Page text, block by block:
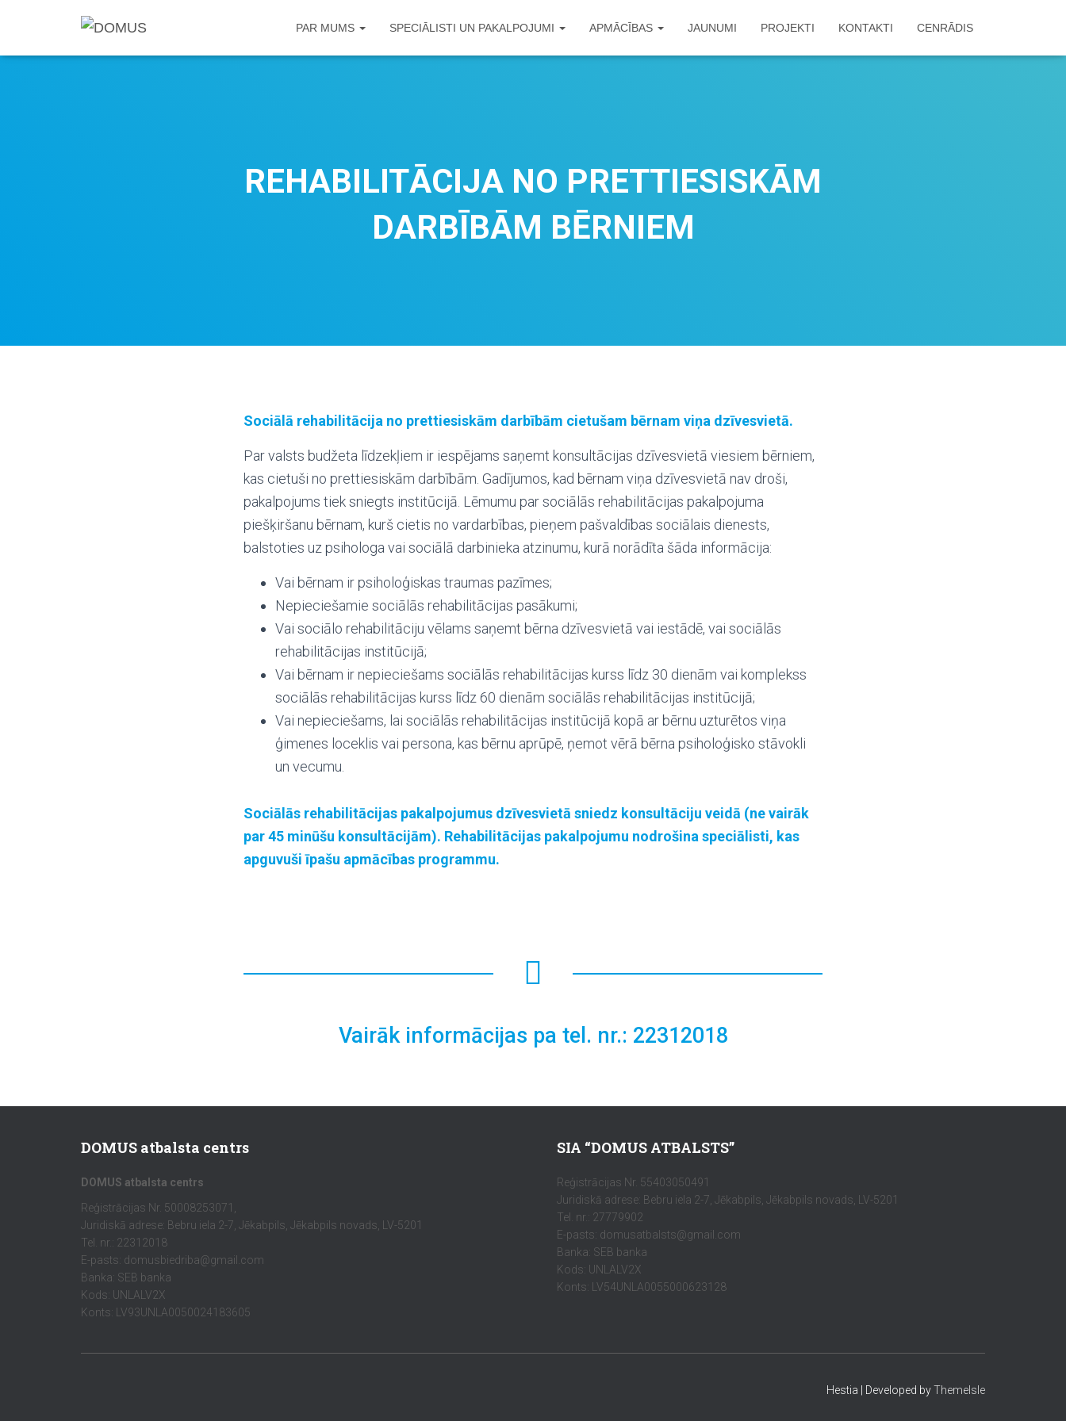
PAR MUMS SPECIĀLISTI UN PAKALPOJUMI APMĀCĪBAS JAUNUMI PROJEKTI KONTAKTI CENRĀDIS
REHABILITĀCIJA NO PRETTIESISKĀM
DARBĪBĀM BĒRNIEM
Sociālā rehabilitācija no prettiesiskām darbībām cietušam bērnam viņa dzīvesvietā.
Par valsts budžeta līdzekļiem ir iespējams saņemt konsultācijas dzīvesvietā viesiem bērniem,
kas cietuši no prettiesiskām darbībām. Gadījumos, kad bērnam viņa dzīvesvietā nav droši,
pakalpojums tiek sniegts institūcijā. Lēmumu par sociālās rehabilitācijas pakalpojuma
piešķiršanu bērnam, kurš cietis no vardarbības, pieņem pašvaldības sociālais dienests,
balstoties uz psihologa vai sociālā darbinieka atzinumu, kurā norādīta šāda informācija:
Vai bērnam ir psiholoģiskas traumas pazīmes;
Nepieciešamie sociālās rehabilitācijas pasākumi;
Vai sociālo rehabilitāciju vēlams saņemt bērna dzīvesvietā vai iestādē, vai sociālās
rehabilitācijas institūcijā;
Vai bērnam ir nepieciešams sociālās rehabilitācijas kurss līdz 30 dienām vai komplekss
sociālās rehabilitācijas kurss līdz 60 dienām sociālās rehabilitācijas institūcijā;
Vai nepieciešams, lai sociālās rehabilitācijas institūcijā kopā ar bērnu uzturētos viņa
ģimenes loceklis vai persona, kas bērnu aprūpē, ņemot vērā bērna psiholoģisko stāvokli
un vecumu.
Sociālās rehabilitācijas pakalpojumus dzīvesvietā sniedz konsultāciju veidā (ne vairāk
par 45 minūšu konsultācijām). Rehabilitācijas pakalpojumu nodrošina speciālisti, kas
apguvuši īpašu apmācības programmu.
Vairāk informācijas pa tel. nr.: 22312018
DOMUS atbalsta centrs
DOMUS atbalsta centrs
Reģistrācijas Nr. 50008253071,
Juridiskā adrese: Bebru iela 2-7, Jēkabpils, Jēkabpils novads, LV-5201
Tel. nr.: 22312018
E-pasts: domusbiedriba@gmail.com
Banka: SEB banka
Kods: UNLALV2X
Konts: LV93UNLA0050024183605
SIA “DOMUS ATBALSTS”
Reģistrācijas Nr. 55403050491
Juridiskā adrese: Bebru iela 2-7, Jēkabpils, Jēkabpils novads, LV-5201
Tel. nr.: 27779902
E-pasts: domusatbalsts@gmail.com
Banka: SEB banka
Kods: UNLALV2X
Konts: LV54UNLA0055000623128
Hestia | Developed byThemeIsle